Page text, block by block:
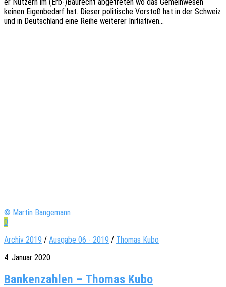
keinen Eigen­be­darf hat. Dieser poli­ti­sche Vorstoß hat in der Schweiz
und in Deutsch­land eine Reihe weite­rer Initiativen…
© Martin Bangemann
0
Archiv 2019 / Ausgabe 06 - 2019 / Thomas Kubo
4. Januar 2020
Bankenzahlen – Thomas Kubo